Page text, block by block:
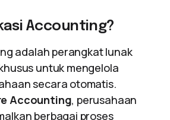
Accounting?
adalah perangkat lunak
untuk mengelola
secara otomatis.
Accounting, perusahaan
berbagai proses